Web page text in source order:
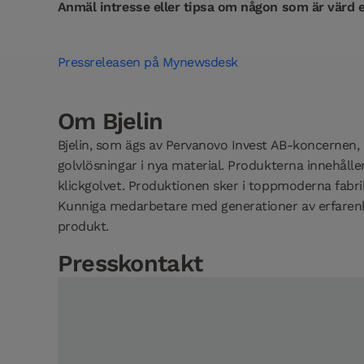
Anmäl intresse eller tipsa om någon som är värd
Pressreleasen på Mynewsdesk
Om Bjelin
Bjelin, som ägs av Pervanovo Invest AB-
golvlösningar i nya material. Produkterna
klickgolvet. Produktionen sker i toppmoderna
Kunniga medarbetare med generationer av
produkt.
Presskontakt